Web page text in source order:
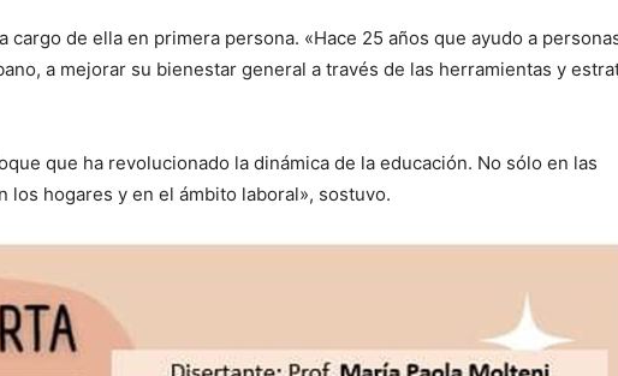
de ella en primera persona. «Hace 25 años que ayudo a
a mejorar su bienestar general a través de las herramientas y
que ha revolucionado la dinámica de la educación. No sólo en las
hogares y en el ámbito laboral», sostuvo.